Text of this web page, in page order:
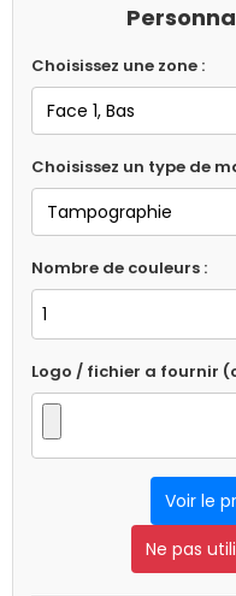
Choisissez une zone :
Choisissez un type de
Nombre de couleurs :
Logo / fichier a fournir
Voir le
Ne pas